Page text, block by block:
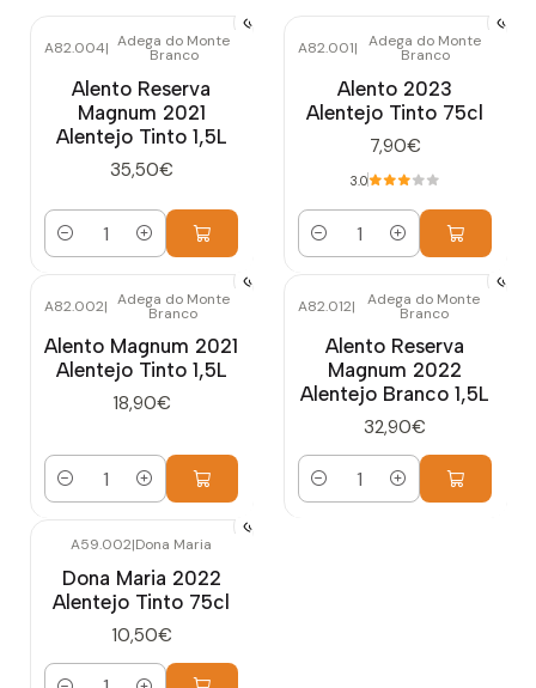
A82.004| Adega do Monte
Branco
Alento Reserva
Magnum 2021
Alentejo Tinto 1,5L
35,50€
Quantidade
A82.001| Adega do Monte
Branco
Alento 2023
Alentejo Tinto 75cl
7,90€
3.0
Quantidade
A82.002| Adega do Monte
Branco
Alento Magnum 2021
Alentejo Tinto 1,5L
18,90€
Quantidade
A82.012| Adega do Monte
Branco
Alento Reserva
Magnum 2022
Alentejo Branco 1,5L
32,90€
Quantidade
A59.002|Dona Maria
Dona Maria 2022
Alentejo Tinto 75cl
10,50€